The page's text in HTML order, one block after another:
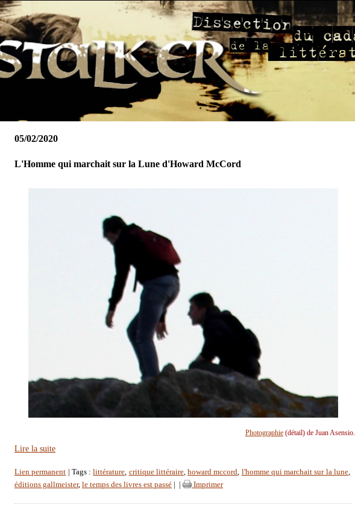
05/02/2020
L'Homme qui marchait sur la Lune d'Howard McCord
Photographie(détail) de Juan Asensio.
Lire la suite
Lien permanent | Tags :littérature, critique littéraire,howard mccord, l'homme qui marchait sur la lune,
éditions gallmeister, le temps des livres est passé Imprimer